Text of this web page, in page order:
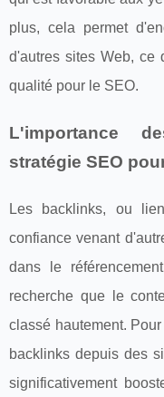
plus, cela permet
d'autres sites Web, ce
qualité pour le SEO.
L'importance
stratégie SEO
Les backlinks, ou
confiance venant
dans le
recherche que le
classé hautement.
backlinks depuis des
significativement